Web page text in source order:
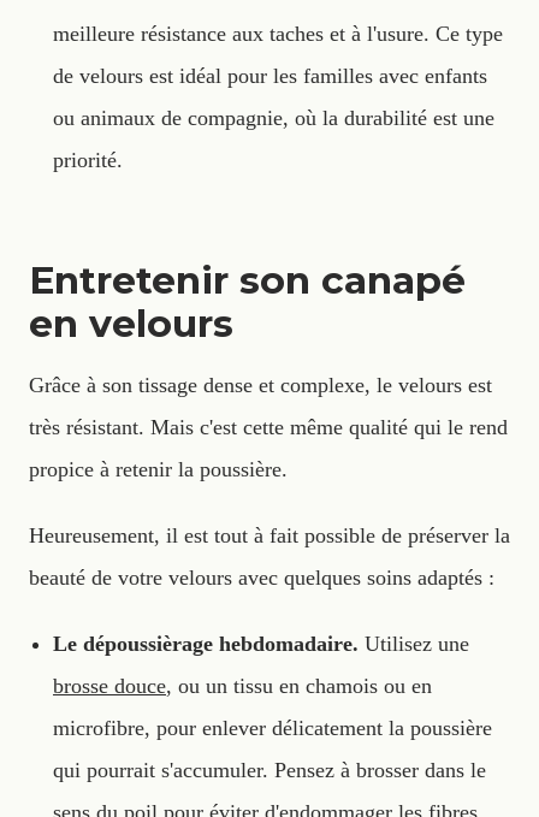
meilleure résistance aux taches et à l'usure. Ce type
de velours est idéal pour les familles avec enfants
ou animaux de compagnie, où la durabilité est une
priorité.
Entretenir son canapé
en velours
Grâce à son tissage dense et complexe, le velours est
très résistant. Mais c'est cette même qualité qui le rend
propice à retenir la poussière.
Heureusement, il est tout à fait possible de préserver la
beauté de votre velours avec quelques soins adaptés :
Le dépoussièrage hebdomadaire. Utilisez une
brosse douce, ou un tissu en chamois ou en
microfibre, pour enlever délicatement la poussière
qui pourrait s'accumuler. Pensez à brosser dans le
sens du poil pour éviter d'endommager les fibres